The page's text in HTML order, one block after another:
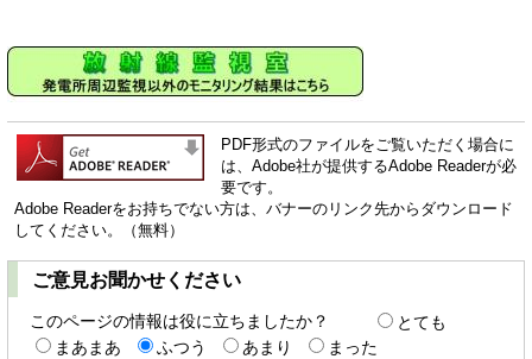
PDF形式のファイルをご覧いただく場合に
は、Adobe社が提供するAdobe Readerが必
要です。
Adobe Readerをお持ちでない方は、バナーのリンク先からダウンロード
してください。（無料）
ご意見お聞かせください
このページの情報は役に立ちましたか？
とても
まあまあ
ふつう あまり
まった